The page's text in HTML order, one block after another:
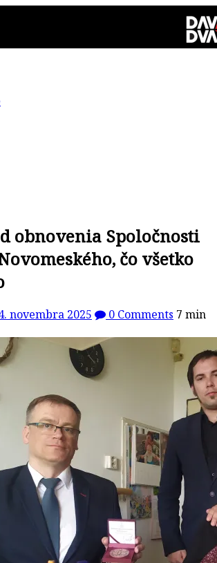
obnovenia Spoločnosti
čo všetko
novembra 2025 0 Comments 7 min